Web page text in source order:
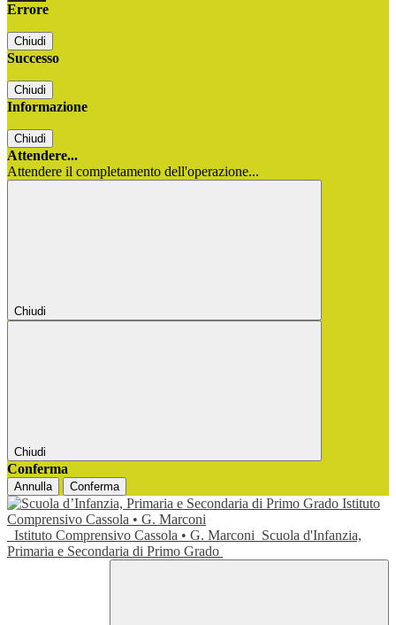
Errore
Chiudi
Successo
Chiudi
Informazione
Chiudi
Attendere...
Attendere il completamento dell'operazione...
Chiudi
Chiudi
Conferma
Annulla Conferma
Istituto Comprensivo Cassola • G. Marconi Scuola d'Infanzia,
Primaria e Secondaria di Primo Grado